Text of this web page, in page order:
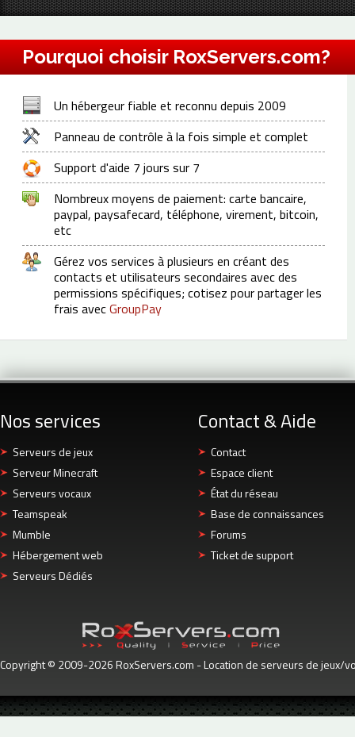
Pourquoi choisir RoxServers.com?
Un hébergeur fiable et reconnu depuis 2009
Panneau de contrôle à la fois simple et complet
Support d'aide 7 jours sur 7
Nombreux moyens de paiement: carte bancaire,
paypal, paysafecard, téléphone, virement, bitcoin,
etc
Gérez vos services à plusieurs en créant des
contacts et utilisateurs secondaires avec des
permissions spécifiques; cotisez pour partager les
frais avecGroupPay
Nos services
Serveurs de jeux
Serveur Minecraft
Serveurs vocaux
Teamspeak
Mumble
Hébergement web
Serveurs Dédiés
Contact & Aide
Contact
Espace client
État du réseau
Base de connaissances
Forums
Ticket de support
Copyright © 2009-2026 RoxServers.com - Location de serveurs de jeux/